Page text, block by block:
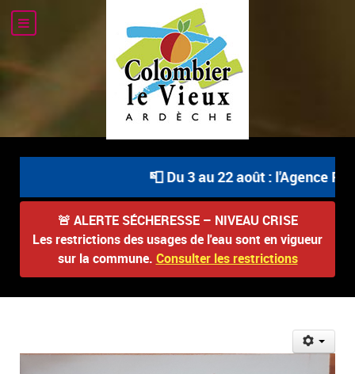
📮 Du 3 au 22 août : l'Agence
🚨 ALERTE SÉCHERESSE – NIVEAU CRISE
Les restrictions des usages de l'eau sont en vigueur
sur la commune. Consulter les restrictions